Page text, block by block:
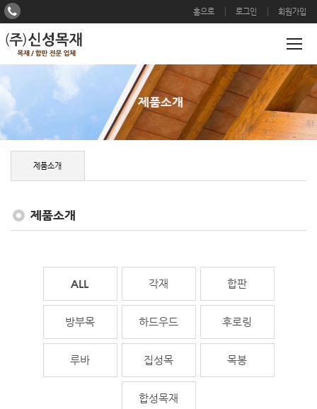
홈으로 로그인 회원가입
제품소개
제품소개
제품소개
전체 각재 합판
방부목 하드우드 후로링
루바 집성목 목봉
합성목재